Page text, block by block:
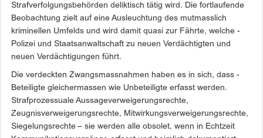
Strafverfolgungsbehörden deliktisch tätig wird. Die fortlaufende
Beobachtung zielt auf eine Ausleuchtung des mutmasslich
kriminellen Umfelds und wird damit quasi zur Fährte, welche ­
Polizei und Staatsanwaltschaft zu neuen Verdächtigten und
neuen Verdächtigungen führt.
Die verdeckten Zwangsmassnahmen haben es in sich, dass ­
Beteiligte gleichermassen wie ­Unbeteiligte erfasst werden.
Strafprozessuale Aussageverweigerungsrechte,
Zeugnisverweigerungsrechte, Mitwirkungsverweigerungsrechte,
Siegelungsrechte – sie werden alle obsolet, wenn in Echtzeit